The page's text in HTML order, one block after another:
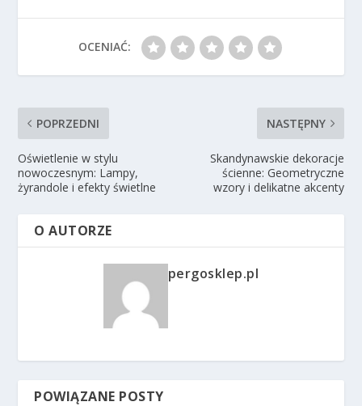
OCENIAĆ:
POPRZEDNI
Oświetlenie w stylu
nowoczesnym: Lampy,
żyrandole i efekty świetlne
NASTĘPNY
Skandynawskie dekoracje
ścienne: Geometryczne
wzory i delikatne akcenty
O AUTORZE
pergosklep.pl
POWIĄZANE POSTY